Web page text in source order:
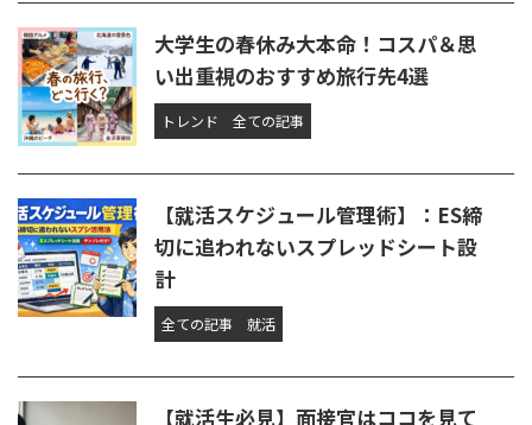
大学生の春休み大本命！コスパ＆思
い出重視のおすすめ旅行先4選
トレンド 全ての記事
【就活スケジュール管理術】：ES締
切に追われないスプレッドシート設
計
全ての記事 就活
【就活生必見】面接官はココを見て